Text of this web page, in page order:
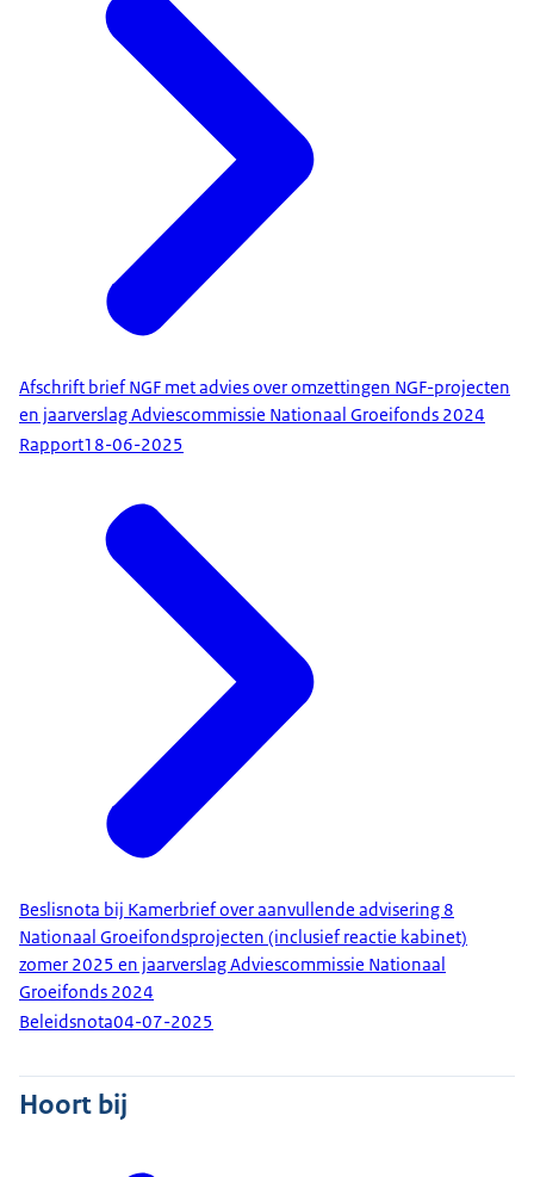
Afschrift brief NGF met advies over omzettingen NGF-projecten
en jaarverslag Adviescommissie Nationaal Groeifonds 2024
Rapport18-06-2025
Beslisnota bij Kamerbrief over aanvullende advisering 8
Nationaal Groeifondsprojecten (inclusief reactie kabinet)
zomer 2025 en jaarverslag Adviescommissie Nationaal
Groeifonds 2024
Beleidsnota04-07-2025
Hoort bij